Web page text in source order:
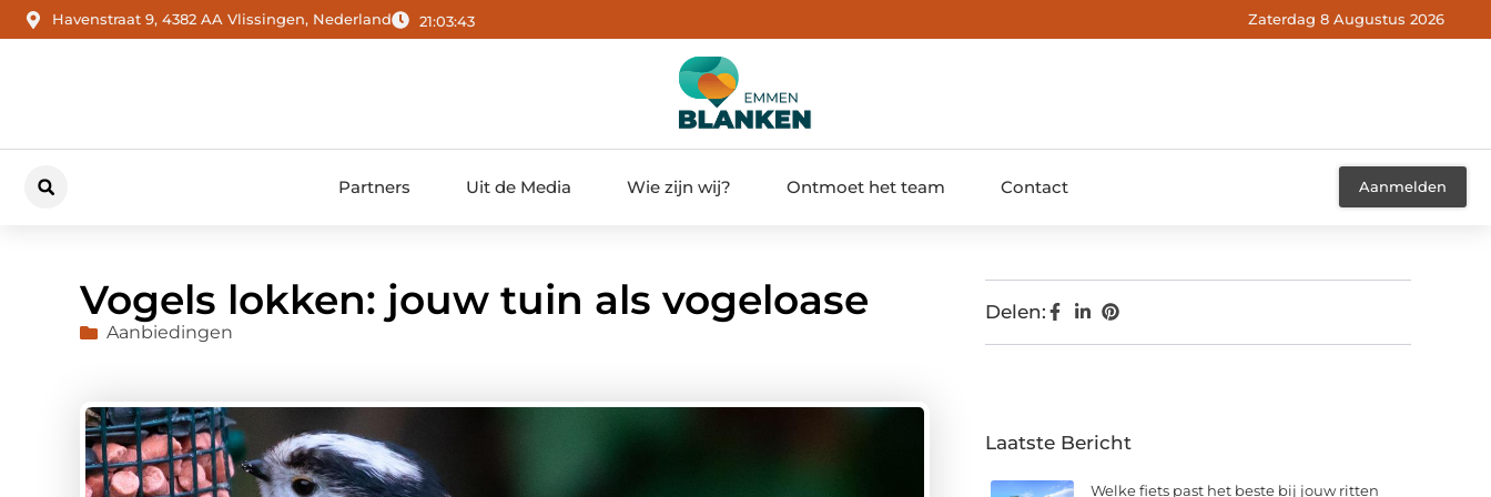
Havenstraat 9, 4382 AA Vlissingen, Nederland 21:03:44 Zaterdag 8 Augustus 2026
Partners Uit de Media Wie zijn wij? Ontmoet het team Contact Aanmelden
Vogels lokken: jouw tuin als vogeloase
Aanbiedingen
Delen:
Laatste Bericht
Welke fiets past het beste bij jouw ritten